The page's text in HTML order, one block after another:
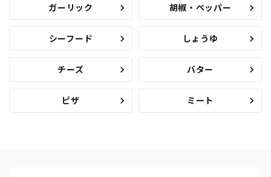
ガーリック 胡椒・ペッパー
シーフード しょうゆ
チーズ バター
ピザ ミート